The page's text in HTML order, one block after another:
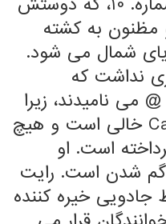
مظنون به کشته
شمال می شود.
نداشت که
می نامیدند، زیرا
طبق گفته آنها، Cabin no. 10 خالی است و هیچ
است. او
شدن است. رایت
جادویی خیره کننده